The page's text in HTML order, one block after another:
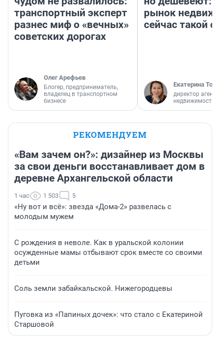
транспортный эксперт
разнес миф о «вечных»
советских дорогах
Олег Арефьев
Блогер, предприниматель,
владелец в транспортном
бизнесе
рынок
сейчас такой
Екатерина
директор
недвижимости
РЕКОМЕНДУЕМ
«Вам зачем он?»: дизайнер из Москвы
за свои деньги восстанавливает дом в
деревне Архангельской области
1 час 1 503 5
«Ну вот и всё»: звезда «Дома-2» развелась с
молодым мужем
С рождения в неволе. Как в уральской колонии
осужденные мамы отбывают срок вместе со своими
детьми
Соль земли забайкальской. Нижегородцевы
Пуговка из «Папиных дочек»: что стало с Екатериной
Старшовой